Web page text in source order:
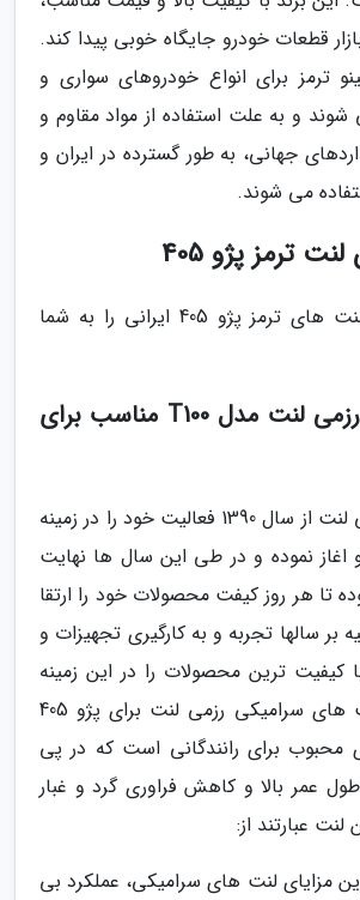
قطعات خودرو جایگاه خوبی پیدا کند.
ترمز برای انواع خودروهای سواری و
و به علت استفاده از مواد مقاوم و
جهانی، به طور گسترده در ایران و
می شوند.
ترمز پژو 405
در ادامه برترین لنت های ترمز پژو 405 ایرانی را به شما
لنت ترمز جلو رزمی لنت مدل T100 مناسب برای
گروه فراوریی رزمی لنت از سال 1390 فعالیت خود را در زمینه
اغاز نموده و در طی این سال ها نهایت
تا هر روز کیفت محصولات خود را ارتقا
بر سالها تجربه و به کارگیری تجهیزات و
کیفیت ترین محصولات را در این زمینه
فراوری نماید. لنت های سرامیکی رزمی لنت برای پژو 405
محبوب برای رانندگانی است که در پی
عمر بالا و کاهش فراوری گرد و غبار
عبارتند از:
مزایای لنت های سرامیکی، عملکرد بی